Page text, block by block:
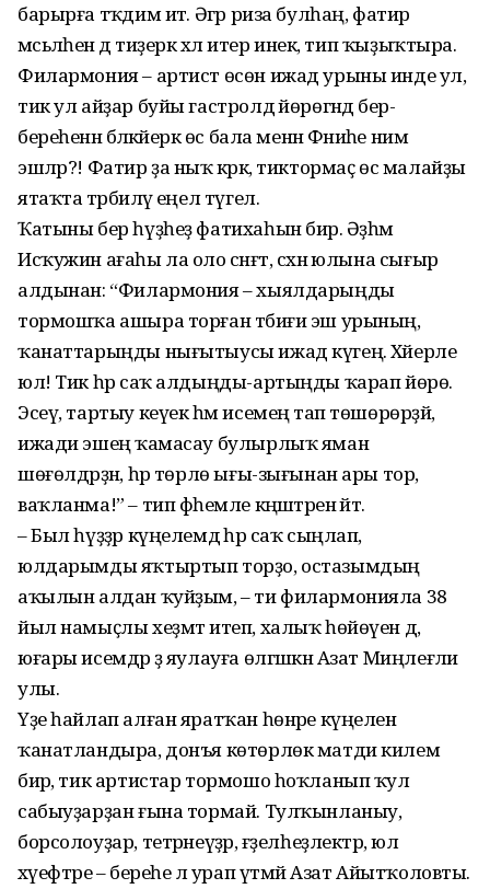
барырға тәҡдим итә. Әгәр риза булһаң, фатир
мәсьәләһен дә тиҙерәк хәл итер инек, тип ҡыҙыҡтыра.
Филармония – артист өсөн ижад урыны инде ул,
тик ул айҙар буйы гастролдә йөрөгәндә бер-
береһенән бәләкәйерәк өс бала менән Фәниәһе нимә
эшләр?! Фатир ҙа ныҡ кәрәк, тиктормаҫ өс малайҙы
ятаҡта тәрбиәләү еңел түгел.
Ҡатыны бер һүҙһеҙ фатихаһын бирә. Әҙһәм
Исҡужин ағаһы ла оло сәнғәт, сәхнә юлына сығыр
алдынан: “Филармония – хыялдарыңды
тормошҡа ашыра торған тәбиғи эш урының,
ҡанаттарыңды нығы­тыусы ижад күгең. Хәйерле
юл! Тик һәр саҡ ал­дыңды-артыңды ҡарап йөрө.
Эсеү, тартыу кеүек һәм исемеңә тап төшөрөрҙәй,
ижади эшеңә ҡамасау булырлыҡ яман
шөғөлдәрҙән, һәр төрлө ығы-зығынан ары тор,
ваҡланма!” – тип фәһемле кәңәштәрен әйтә.
– Был һүҙҙәр күңелемдә һәр саҡ сыңлап,
юлдарымды яҡтыртып торҙо, остазымдың
аҡылын алдан ҡуйҙым, – ти филармонияла 38
йыл намыҫлы хеҙмәт итеп, халыҡ һөйөүен дә,
юғары исемдәр ҙә яулауға өлгәшкән Азат Миңлеғәли
улы.
Үҙе һайлап алған яратҡан һөнәре күңелен
ҡанатландыра, донъя көтөрлөк матди килем
бирә, тик артистар тормошо һоҡланып ҡул
сабыуҙарҙан ғына тормай. Тулҡынланыу,
борсолоуҙар, тетрәнеүҙәр, ғәҙелһеҙлектәр, юл
хәүефтәре – береһе лә урап үтмәй Азат Айытҡоловты.